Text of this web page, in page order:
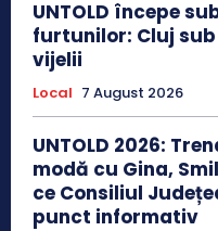
UNTOLD începe
furtunilor: Cluj sub
vijelii
Local 7 August 2026
UNTOLD 2026:
modă cu Gina,
ce Consiliul
punct informativ